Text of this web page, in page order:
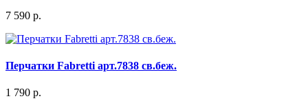
7 590 р.
Перчатки Fabretti арт.7838 св.беж.
1 790 р.